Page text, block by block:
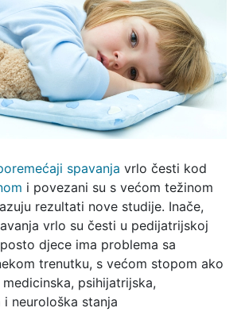
spavanja vrlo česti kod
i povezani su s većom težinom
rezultati nove studije. Inače,
vrlo su česti u pedijatrijskoj
djece ima problema sa
trenutku, s većom stopom ako
psihijatrijska,
i neurološka stanja